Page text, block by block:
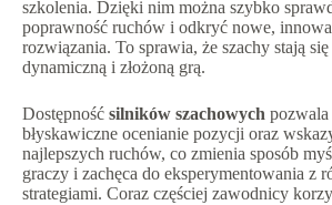
szkolenia. Dzięki nim można szybko
poprawność ruchów i odkryć nowe,
rozwiązania. To sprawia, że szachy stają
dynamiczną i złożoną grą.
Dostępność silników szachowych pozwala
błyskawiczne ocenianie pozycji oraz
najlepszych ruchów, co zmienia sposób
graczy i zachęca do eksperymentowania z
strategiami. Coraz częściej zawodnicy